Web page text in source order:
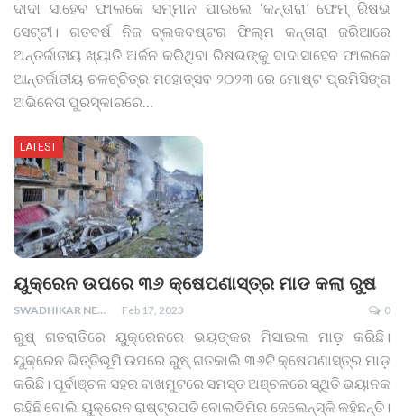
ଦାଦା ସାହେବ ଫାଲକେ ସମ୍ମାନ ପାଇଲେ ‘କନ୍ତାରା’ ଫେମ୍ ରିଷଭ
ସେଟ୍ଟୀ। ଗତବର୍ଷ ନିଜ ବ୍ଲକବଷ୍ଟର ଫିଲ୍ମ କନ୍ତାରା ଜରିଆରେ
ଅନ୍ତର୍ଜାତୀୟ ଖ୍ୟାତି ଅର୍ଜନ କରିଥିବା ରିଷଭଙ୍କୁ ଦାଦାସାହେବ ଫାଲକେ
ଆନ୍ତର୍ଜାତୀୟ ଚଳଚ୍ଚିତ୍ର ମହୋତ୍ସବ ୨୦୨୩ ରେ ମୋଷ୍ଟ ପ୍ରମିସିଙ୍ଗ
ଅଭିନେତା ପୁରସ୍କାରରେ…
LATEST
ୟୁକ୍ରେନ ଉପରେ ୩୬ କ୍ଷେପଣାସ୍ତ୍ର ମାଡ କଲା ରୁଷ
SWADHIKAR NEWS Feb 17, 2023 0
ରୁଷ୍ ଗତରାତିରେ ୟୁକ୍ରେନରେ ଭୟଙ୍କର ମିସାଇଲ ମାଡ଼ କରିଛି।
ୟୁକ୍ରେନ ଭିତ୍ତିଭୂମି ଉପରେ ରୁଷ୍‌ ଗତକାଲି ୩୬ଟି କ୍ଷେପଣାସ୍ତ୍ର ମାଡ଼
କରିଛି। ପୂର୍ବାଞ୍ଚଳ ସହର ବାଖମୁଟରେ ସମସ୍ତ ଅଞ୍ଚଳରେ ସ୍ଥିତି ଭୟାନକ
ରହିଛି ବୋଲି ୟୁକ୍ରେନ ରାଷ୍ଟ୍ରପତି ବୋଲଡିମିର ଜେଲେନ୍‌ସ୍କି କହିଛନ୍ତି।